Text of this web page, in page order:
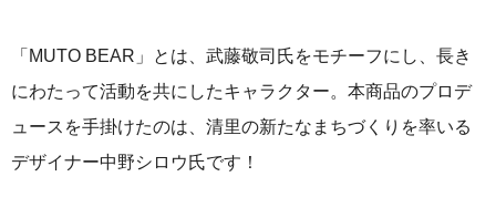
「MUTO BEAR」とは、武藤敬司氏をモチーフにし、長き
にわたって活動を共にしたキャラクター。本商品のプロデ
ュースを手掛けたのは、清里の新たなまちづくりを率いる
デザイナー中野シロウ氏です！